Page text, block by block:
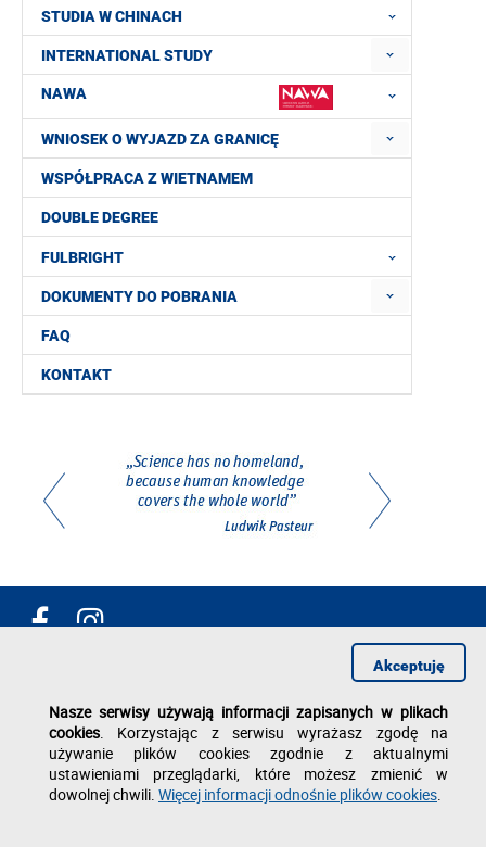
STUDIA W CHINACH
INTERNATIONAL STUDY
NAWA
WNIOSEK O WYJAZD ZA GRANICĘ
WSPÓŁPRACA Z WIETNAMEM
DOUBLE DEGREE
FULBRIGHT
DOKUMENTY DO POBRANIA
FAQ
KONTAKT
Dział Współpracy Międzynarodowej
al. Powstańców Warszawy 12
35-959 Rzeszów
tel./fax: +48 17 743 25 05
e-mail: epta@prz.edu.pl
Nasze serwisy używają informacji zapisanych w plikach
cookies. Korzystając z serwisu wyrażasz zgodę na
używanie plików cookies zgodnie z aktualnymi
ustawieniami przeglądarki, które możesz zmienić w
dowolnej chwili. Więcej informacji odnośnie plików cookies.
Akceptuję